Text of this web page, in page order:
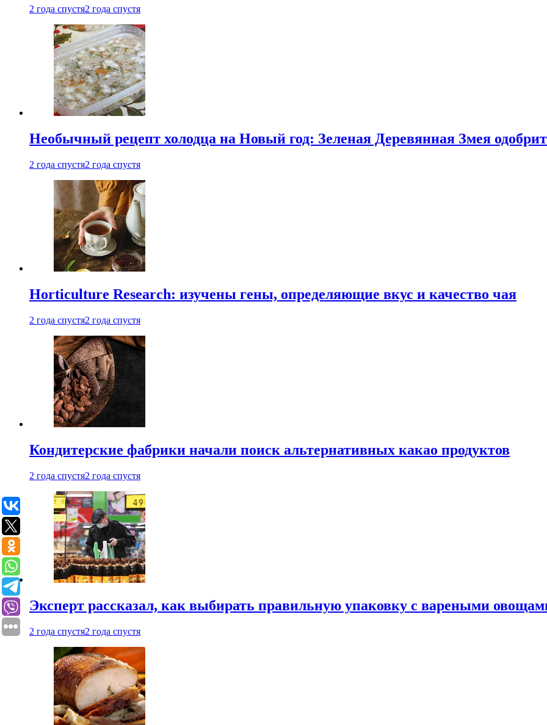
2 года спустя2 года спустя
Необычный рецепт холодца на Новый год: Зеленая Деревянная Змея одобрит
2 года спустя2 года спустя
Horticulture Research: изучены гены, определяющие вкус и качество чая
2 года спустя2 года спустя
Кондитерские фабрики начали поиск альтернативных какао продуктов
2 года спустя2 года спустя
Эксперт рассказал, как выбирать правильную упаковку с вареными
2 года спустя2 года спустя